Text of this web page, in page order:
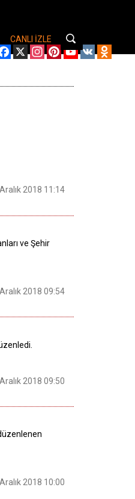
Facebook
X Instagram
PinterestYouTube
VK
CANLI İZLE
2018 11:14
ve Şehir
2018 09:54
2018 09:50
2018 10:00